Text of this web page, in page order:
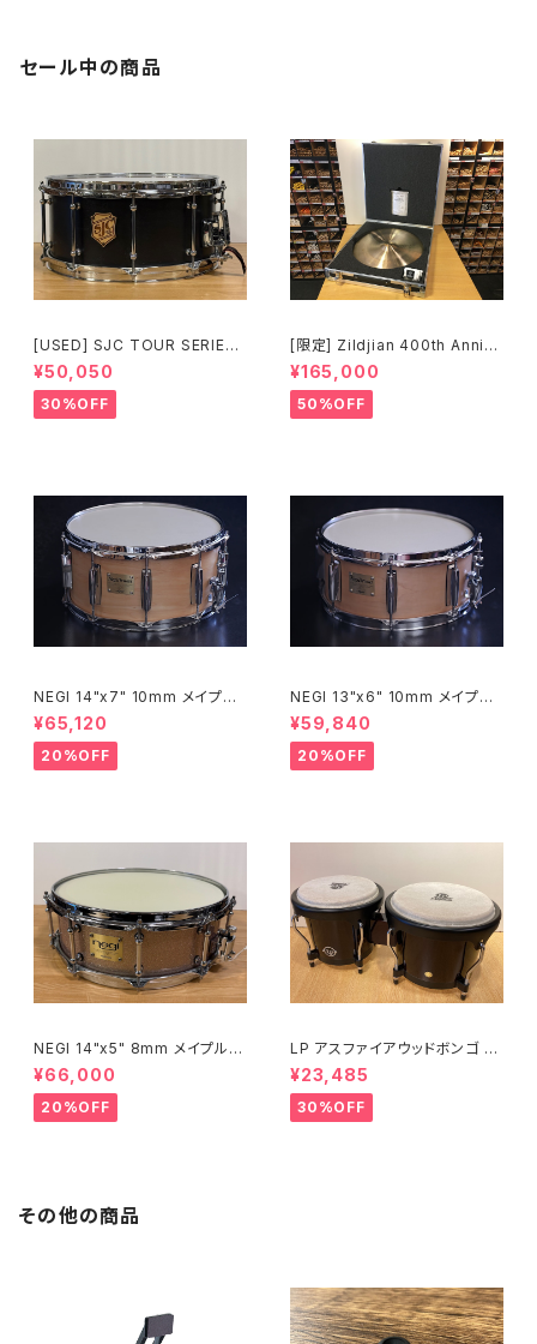
セール中の商品
[USED] SJC TOUR SERIES
SNARE 14 × 6.5 マットブラッ
ク
¥50,050
30%OFF
[限定] Zildjian 400th Anniv
ersary Limited Edition Vaul
t Cymbals Vintage A Ride
20" 1697g No.80 /200
¥165,000
50%OFF
NEGI 14"x7" 10mm メイプル
スネア M10R1470P-S2N
¥65,120
20%OFF
NEGI 13"x6" 10mm メイプル
スネア M10R1360R8-S2N
¥59,840
20%OFF
NEGI 14"x5" 8mm メイプルス
ネア SW-MU1450PI-S2HB
¥66,000
20%OFF
LP アスファイアウッドボンゴ LP
A601-DW (ダークウッド)
¥23,485
30%OFF
その他の商品